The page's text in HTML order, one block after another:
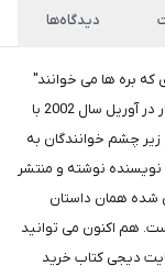
دیدگاه‌ها
که بره ها می خوانند"
رمانی است بسیار زیبا نوشته رضا قاسمی که نخستین بار در آوریل سال 2002 با
زیر چشم خوانندگان به
نوشته و منتشر
شده همان داستان
هم اکنون می توانید
دیجی کتاب خرید